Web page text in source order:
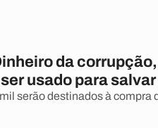
da
usado para
serão destinados à compra